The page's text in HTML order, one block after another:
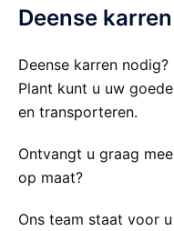
Deense
Deense karren
Plant kunt u uw
en transporteren.
Ontvangt u graag
op maat?
Ons team staat voor